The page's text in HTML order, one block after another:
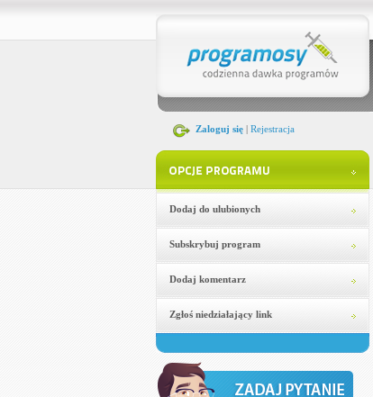
Zaloguj się| Rejestracja
Dodaj do ulubionych
Subskrybuj program
Dodaj komentarz
Zgłoś niedziałający link